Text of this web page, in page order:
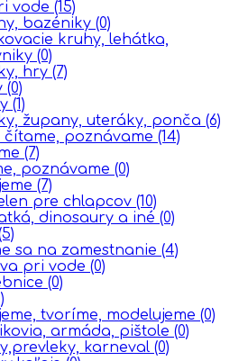
vode (15)
bazéniky (0)
kruhy, lehátka,
(0)
hry (7)
(0)
(1)
župany, uteráky, ponča (6)
čítame, poznávame (14)
(7)
poznávame (0)
(7)
pre chlapcov (10)
dinosaury a iné (0)
sa na zamestnanie (4)
pri vode (0)
(0)
tvoríme, modelujeme (0)
armáda, pištole (0)
karneval (0)